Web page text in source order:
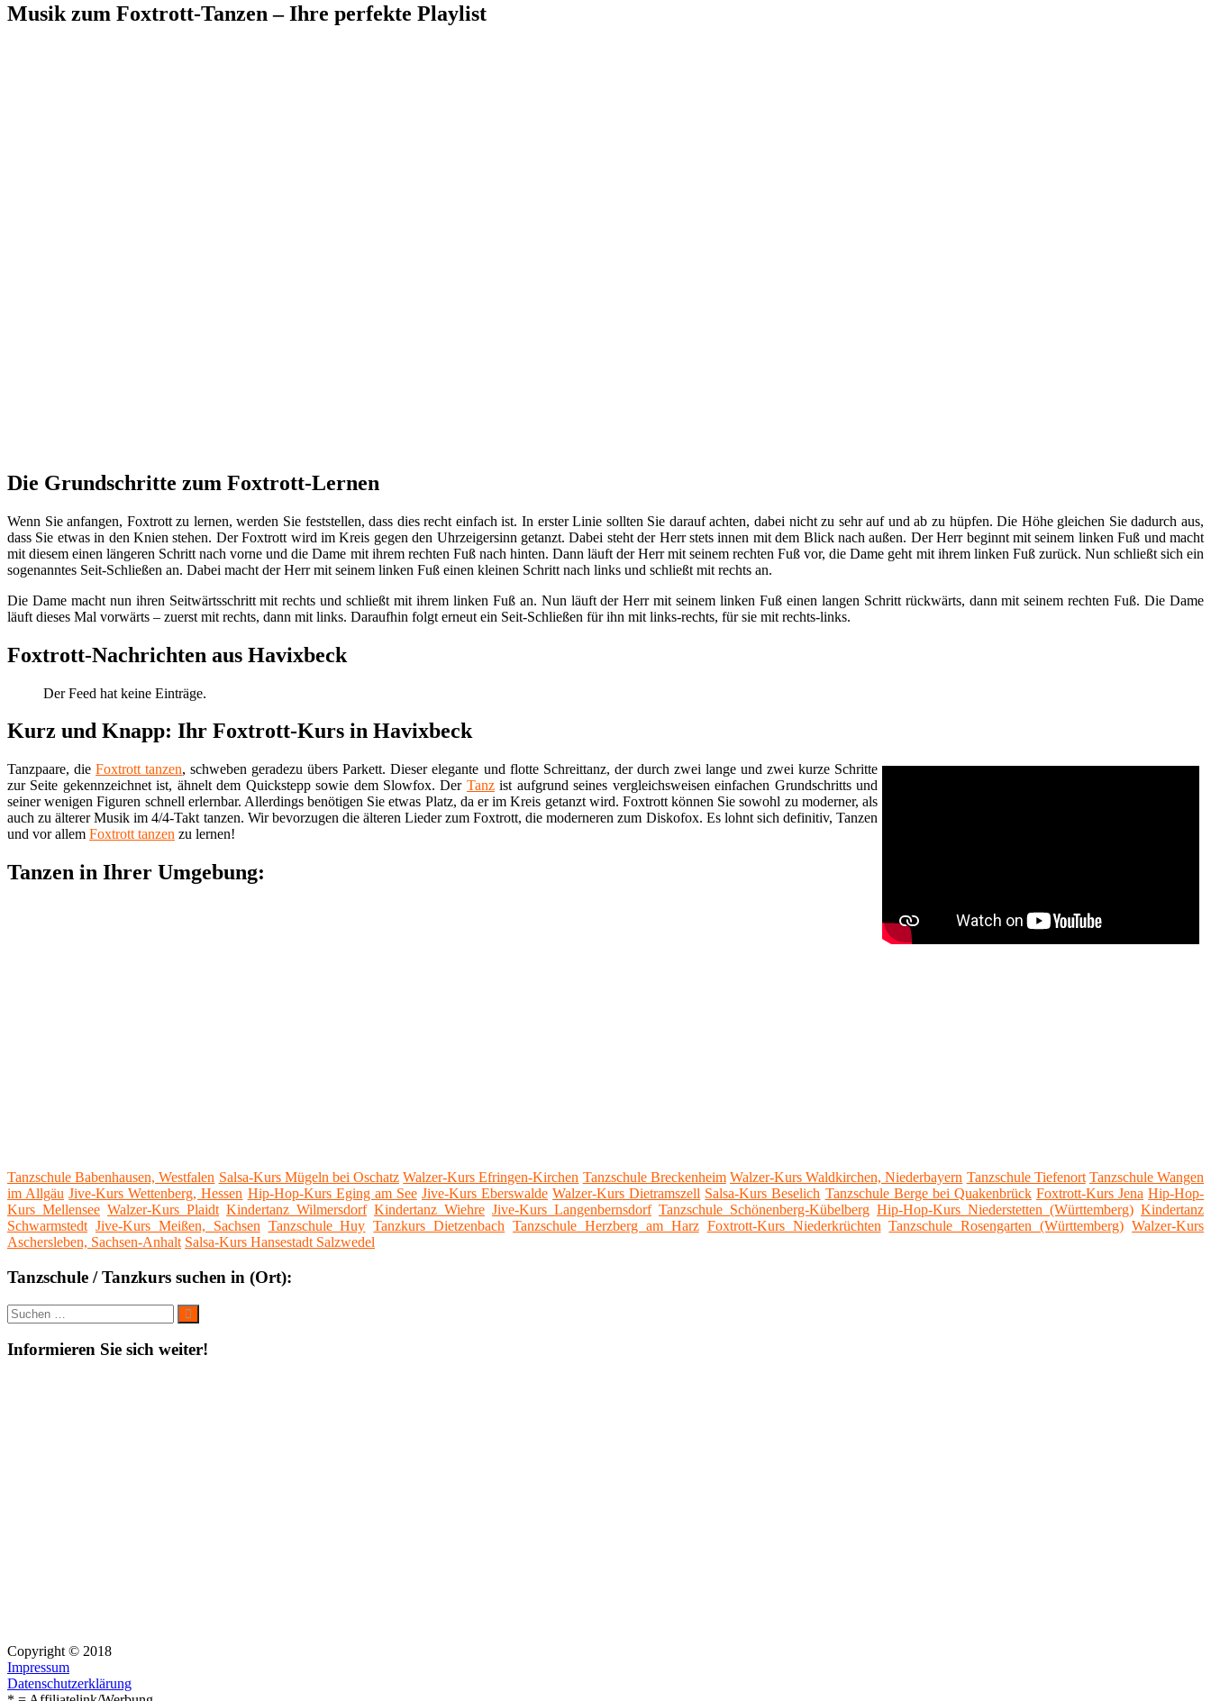
Musik zum Foxtrott-Tanzen – Ihre perfekte Playlist
Die Grundschritte zum Foxtrott-Lernen
Wenn Sie anfangen, Foxtrott zu lernen, werden Sie feststellen, dass dies recht einfach ist. In erster Linie sollten Sie darauf achten, dabei nicht zu sehr auf und ab zu hüpfen. Die Höhe gleichen Sie dadurch aus,
dass Sie etwas in den Knien stehen. Der Foxtrott wird im Kreis gegen den Uhrzeigersinn getanzt. Dabei steht der Herr stets innen mit dem Blick nach außen. Der Herr beginnt mit seinem linken Fuß und macht
mit diesem einen längeren Schritt nach vorne und die Dame mit ihrem rechten Fuß nach hinten. Dann läuft der Herr mit seinem rechten Fuß vor, die Dame geht mit ihrem linken Fuß zurück. Nun schließt sich ein
sogenanntes Seit-Schließen an. Dabei macht der Herr mit seinem linken Fuß einen kleinen Schritt nach links und schließt mit rechts an.
Die Dame macht nun ihren Seitwärtsschritt mit rechts und schließt mit ihrem linken Fuß an. Nun läuft der Herr mit seinem linken Fuß einen langen Schritt rückwärts, dann mit seinem rechten Fuß. Die Dame
läuft dieses Mal vorwärts – zuerst mit rechts, dann mit links. Daraufhin folgt erneut ein Seit-Schließen für ihn mit links-rechts, für sie mit rechts-links.
Foxtrott-Nachrichten aus Havixbeck
Der Feed hat keine Einträge.
Kurz und Knapp: Ihr Foxtrott-Kurs in Havixbeck
Tanzpaare, dieFoxtrott tanzen, schweben geradezu übers Parkett. Dieser elegante und flotte Schreittanz, der durch zwei lange und zwei kurze Schritte
zur Seite gekennzeichnet ist, ähnelt dem Quickstepp sowie dem Slowfox. Der Tanzist aufgrund seines vergleichsweisen einfachen Grundschritts und
seiner wenigen Figuren schnell erlernbar. Allerdings benötigen Sie etwas Platz, da er im Kreis getanzt wird. Foxtrott können Sie sowohl zu moderner, als
auch zu älterer Musik im 4/4-Takt tanzen. Wir bevorzugen die älteren Lieder zum Foxtrott, die moderneren zum Diskofox. Es lohnt sich definitiv, Tanzen
und vor allem Foxtrott tanzen zu lernen!
Tanzen in Ihrer Umgebung:
Tanzschule Babenhausen, Westfalen Salsa-Kurs Mügeln bei Oschatz Walzer-Kurs Efringen-Kirchen Tanzschule Breckenheim Walzer-Kurs Waldkirchen, Niederbayern Tanzschule Tiefenort Tanzschule Wangen
im Allgäu Jive-Kurs Wettenberg, Hessen Hip-Hop-Kurs Eging am See Jive-Kurs Eberswalde Walzer-Kurs Dietramszell Salsa-Kurs Beselich Tanzschule Berge bei Quakenbrück Foxtrott-Kurs Jena Hip-Hop-
Kurs Mellensee Walzer-Kurs Plaidt Kindertanz Wilmersdorf Kindertanz Wiehre Jive-Kurs Langenbernsdorf Tanzschule Schönenberg-Kübelberg Hip-Hop-Kurs Niederstetten (Württemberg) Kindertanz
Schwarmstedt Jive-Kurs Meißen, Sachsen Tanzschule Huy Tanzkurs Dietzenbach Tanzschule Herzberg am Harz Foxtrott-Kurs Niederkrüchten Tanzschule Rosengarten (Württemberg) Walzer-Kurs
Aschersleben, Sachsen-Anhalt Salsa-Kurs Hansestadt Salzwedel
Tanzschule / Tanzkurs suchen in (Ort):
Suche
nach:
Suchen
Informieren Sie sich weiter!
Copyright © 2018
Impressum
Datenschutzerklärung